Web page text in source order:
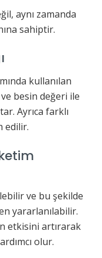
aynı zamanda
sahiptir.
kullanılan
besin değeri ile
Ayrıca farklı
edilir.
ve bu şekilde
yararlanılabilir.
etkisini artırarak
olur.